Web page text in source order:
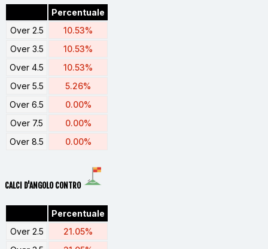
Percentuale
Over 2.5
10.53%
Over 3.5
10.53%
Over 4.5
10.53%
Over 5.5
5.26%
Over 6.5
0.00%
Over 7.5
0.00%
Over 8.5
0.00%
CALCI D'ANGOLO CONTRO
Percentuale
Over 2.5
21.05%